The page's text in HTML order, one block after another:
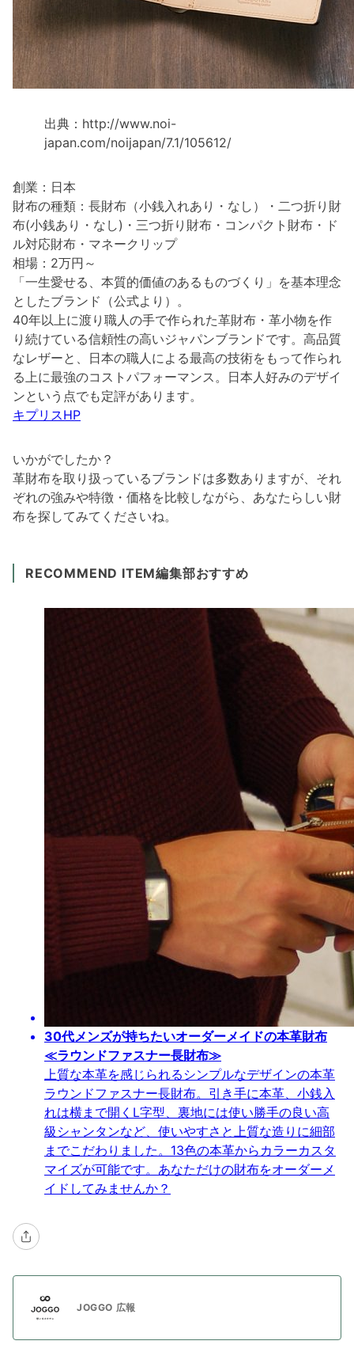
出典：http://www.noi-
japan.com/noijapan/7.1/105612/
創業：日本
財布の種類：長財布（小銭入れあり・なし）・二つ折り財
布(小銭あり・なし)・三つ折り財布・コンパクト財布・ド
ル対応財布・マネークリップ
相場：2万円～
「一生愛せる、本質的価値のあるものづくり」を基本理念
としたブランド（公式より）。
40年以上に渡り職人の手で作られた革財布・革小物を作
り続けている信頼性の高いジャパンブランドです。高品質
なレザーと、日本の職人による最高の技術をもって作られ
る上に最強のコストパフォーマンス。日本人好みのデザイ
ンという点でも定評があります。
キプリスHP
いかがでしたか？
革財布を取り扱っているブランドは多数ありますが、それ
ぞれの強みや特徴・価格を比較しながら、あなたらしい財
布を探してみてくださいね。
RECOMMEND ITEM編集部おすすめ
30代メンズが持ちたいオーダーメイドの本革財布
≪ラウンドファスナー長財布≫
上質な本革を感じられるシンプルなデザインの本革
ラウンドファスナー長財布。引き手に本革、小銭入
れは横まで開くL字型、裏地には使い勝手の良い高
級シャンタンなど、使いやすさと上質な造りに細部
までこだわりました。13色の本革からカラーカスタ
マイズが可能です。あなただけの財布をオーダーメ
イドしてみませんか？
JOGGO 広報